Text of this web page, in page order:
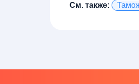
См. также: